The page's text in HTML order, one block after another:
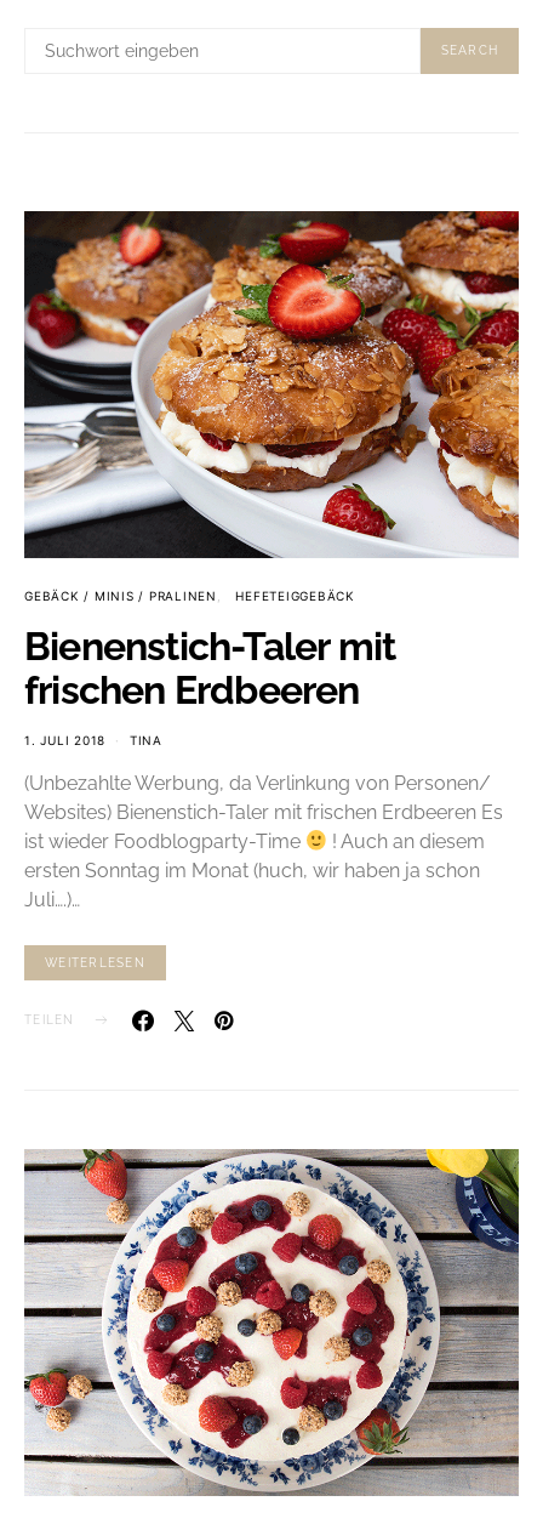
SUCHE
SEARCH
GEBÄCK / MINIS / PRALINEN HEFETEIGGEBÄCK
Bienenstich-Taler mit
frischen Erdbeeren
1. JULI 2018 TINA
(Unbezahlte Werbung, da Verlinkung von Personen/
Websites) Bienenstich-Taler mit frischen Erdbeeren Es
ist wieder Foodblogparty-Time
! Auch an diesem
ersten Sonntag im Monat (huch, wir haben ja schon
Juli….)…
WEITERLESEN
TEILEN